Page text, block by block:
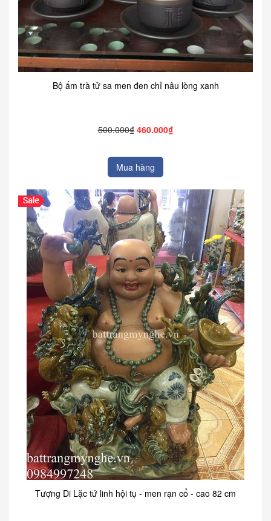
Bộ ấm trà tử sa men đen chỉ nâu lòng xanh
500.000₫ 460.000₫
Mua hàng
Tượng Di Lặc tứ linh hội tụ - men rạn cổ - cao 82 cm